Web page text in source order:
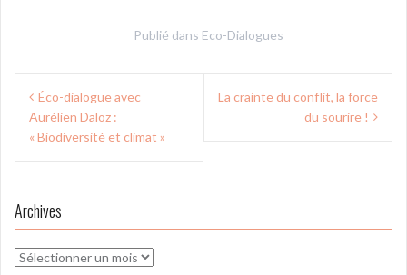
Publié dans Eco-Dialogues
Navigation
de
l’article
Éco-dialogue avec
Aurélien Daloz :
« Biodiversité et climat »
La crainte du conflit, la force
du sourire !
Archives
Archives